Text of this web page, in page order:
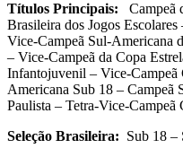
Títulos Principais: Campeã
Brasileira dos Jogos
Vice-Campeã Sul-Americana
– Vice-Campeã da Copa
Infantojuvenil – Vice-Campeã
Americana Sub 18 – Campeã
Paulista – Tetra-Vice-Campeã
Seleção Brasileira: Sub 18 –